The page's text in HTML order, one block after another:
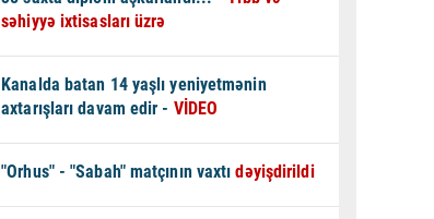
səhiyyə ixtisasları üzrə
Kanalda batan 14 yaşlı yeniyetmənin
axtarışları davam edir - VİDEO
"Orhus" - "Sabah" matçının vaxtıdəyişdirildi